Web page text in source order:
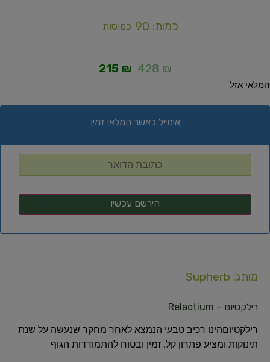
כמות: 90 כמוסות
428 ₪
215 ₪
המלאי אזל
אימייל כאשר המלאי זמין
מותג: Supherb
רילקטיום – Relactium
רילקטיוםהינו רכיב טבעי הנמצא לאחר מחקר שנעשה על שנת
תינוקות ומציע פתרון קל, זמין ובטוח להתמודדות הגוף